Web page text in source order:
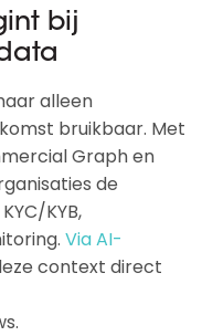
bij
alleen
bruikbaar. Met
Graph en
de
KYB,
Via AI-
context direct